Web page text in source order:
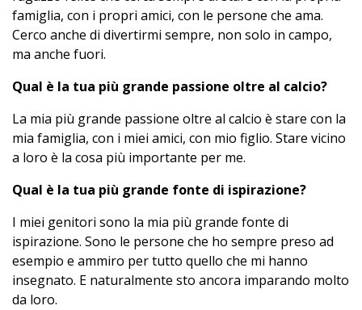
famiglia, con i propri amici, con le persone che ama.
Cerco anche di divertirmi sempre, non solo in campo,
ma anche fuori.
Qual è la tua più grande passione oltre al calcio?
La mia più grande passione oltre al calcio è stare con la
mia famiglia, con i miei amici, con mio figlio. Stare vicino
a loro è la cosa più importante per me.
Qual è la tua più grande fonte di ispirazione?
I miei genitori sono la mia più grande fonte di
ispirazione. Sono le persone che ho sempre preso ad
esempio e ammiro per tutto quello che mi hanno
insegnato. E naturalmente sto ancora imparando molto
da loro.